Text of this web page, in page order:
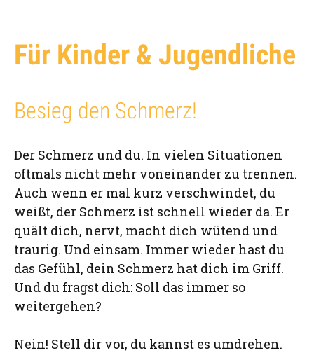
Für Kinder & Jugendliche
Besieg den Schmerz!
Der Schmerz und du. In vielen Situationen
oftmals nicht mehr voneinander zu trennen.
Auch wenn er mal kurz verschwindet, du
weißt, der Schmerz ist schnell wieder da. Er
quält dich, nervt, macht dich wütend und
traurig. Und einsam. Immer wieder hast du
das Gefühl, dein Schmerz hat dich im Griff.
Und du fragst dich: Soll das immer so
weitergehen?
Nein! Stell dir vor, du kannst es umdrehen.